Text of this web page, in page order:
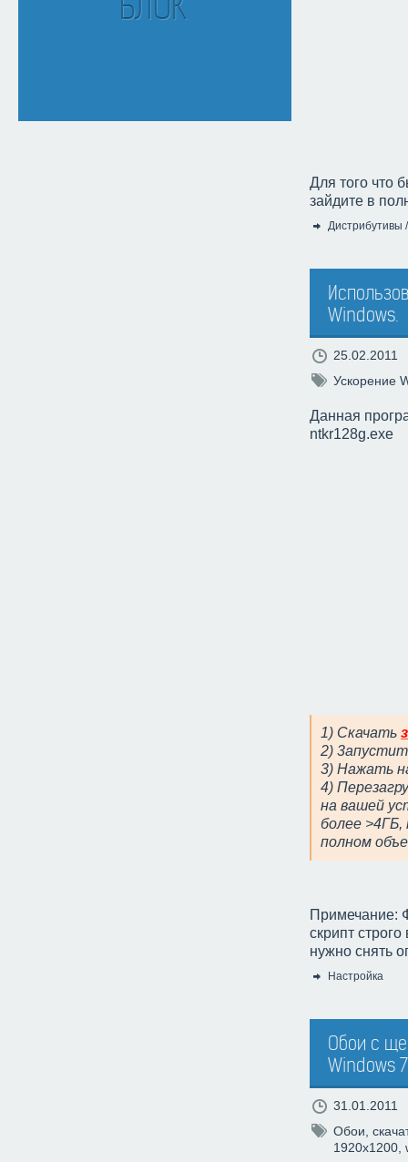
Для того что
зайдите в
Дистрибутивы
Windows.
25.02.2011
Ускорение
Данная
ntkr128g.exe
1) Скачать
2)
3) Нажать
4)
на вашей
более
полном
Примечание:
скрипт
нужно снять
Настройка
Обои с
Windows 7
31.01.2011
Обои
1920х1200